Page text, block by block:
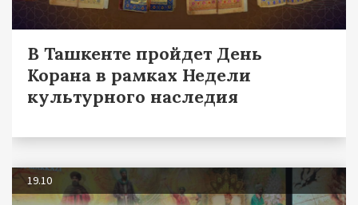
В Ташкенте пройдет День
Корана в рамках Недели
культурного наследия
19.10